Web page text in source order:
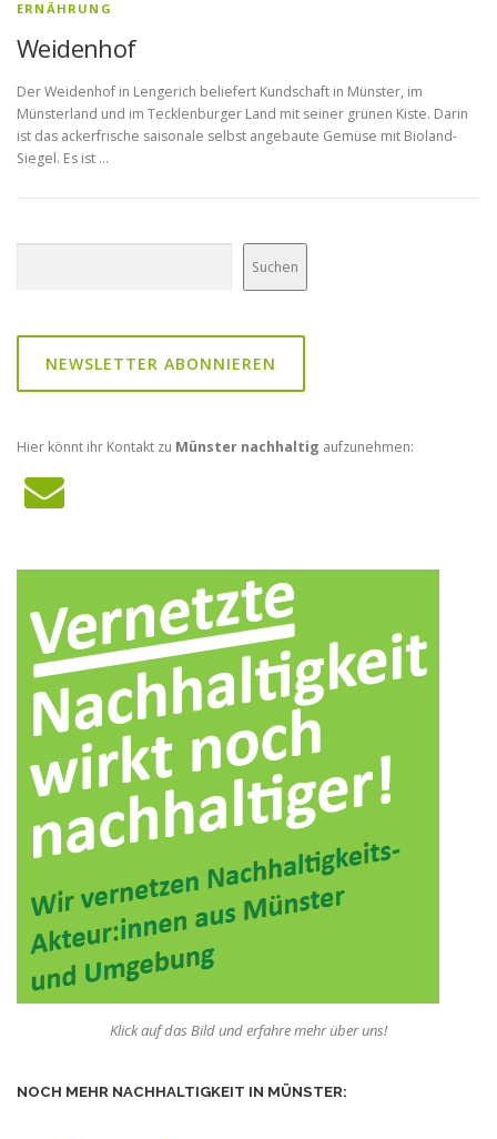
ERNÄHRUNG
Weidenhof
Der Weidenhof in Lengerich beliefert Kundschaft in Münster, im
Münsterland und im Tecklenburger Land mit seiner grünen Kiste. Darin
ist das ackerfrische saisonale selbst angebaute Gemüse mit Bioland-
Siegel. Es ist …
Suchen
NEWSLETTER ABONNIEREN
Hier könnt ihr Kontakt zu Münster nachhaltig aufzunehmen:
Klick auf das Bild und erfahre mehr über uns!
NOCH MEHR NACHHALTIGKEIT IN MÜNSTER: